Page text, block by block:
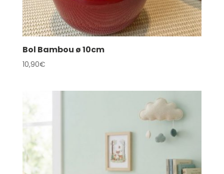
Bol Bambou ø 10cm
10,90€